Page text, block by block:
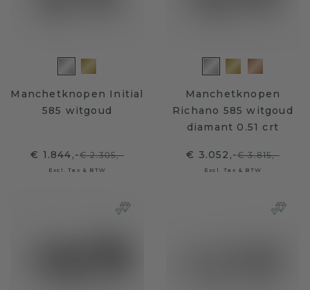
Manchetknopen Initial
585 witgoud
€ 1.844,-€ 2.305,-
Excl. Tax & BTW
Manchetknopen
Richano 585 witgoud
diamant 0.51 crt
€ 3.052,-€ 3.815,-
Excl. Tax & BTW